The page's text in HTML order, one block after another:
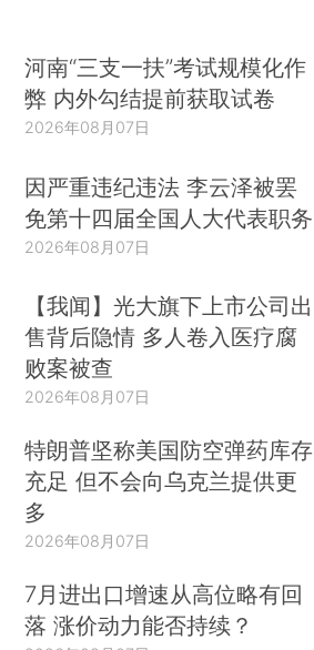
河南“三支一扶”考试规模化作
弊 内外勾结提前获取试卷
2026年08月07日
因严重违纪违法 李云泽被罢
免第十四届全国人大代表职务
2026年08月07日
【我闻】光大旗下上市公司出
售背后隐情 多人卷入医疗腐
败案被查
2026年08月07日
特朗普坚称美国防空弹药库存
充足 但不会向乌克兰提供更
多
2026年08月07日
7月进出口增速从高位略有回
落 涨价动力能否持续？